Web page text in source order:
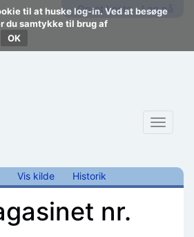
til at huske log-in. Ved at besøge
du samtykke til brug af
Opret konto Log på
Toggle
Vis kilde Historik
nr.